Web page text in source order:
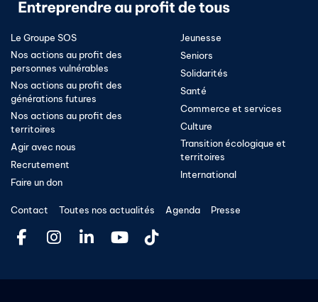
Le Groupe SOS
Nos actions au profit des
personnes vulnérables
Nos actions au profit des
générations futures
Nos actions au profit des
territoires
Agir avec nous
Recrutement
Faire un don
Jeunesse
Seniors
Solidarités
Santé
Commerce et services
Culture
Transition écologique et
territoires​
International
Contact Toutes nos actualités Agenda Presse